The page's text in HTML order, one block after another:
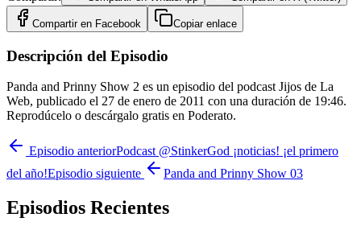
Compartir en Facebook Copiar enlace
Descripción del Episodio
Panda and Prinny Show 2 es un episodio del podcast Jijos de La
Web, publicado el 27 de enero de 2011 con una duración de 19:46.
Reprodúcelo o descárgalo gratis en Poderato.
Episodio anteriorPodcast @StinkerGod ¡noticias! ¡el primero
del año!Episodio siguiente Panda and Prinny Show 03
Episodios Recientes